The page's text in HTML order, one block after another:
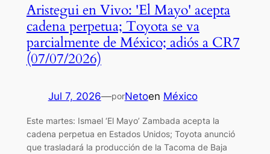
Aristegui en Vivo: 'El Mayo' acepta
cadena perpetua; Toyota se va
parcialmente de México; adiós a CR7
(07/07/2026)
Jul 7, 2026—porNetoen México
Este martes: Ismael ‘El Mayo’ Zambada acepta la
cadena perpetua en Estados Unidos; Toyota anunció
que trasladará la producción de la Tacoma de Baja